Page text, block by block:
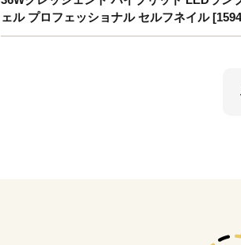
ェル プロフェッショナル セルフネイル